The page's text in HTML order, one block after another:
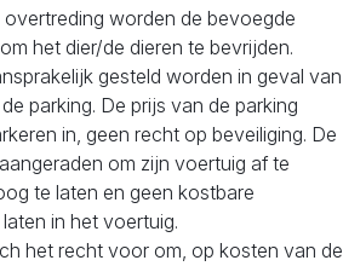
worden de bevoegde
het dier/de dieren te bevrijden.
gesteld worden in geval van
parking. De prijs van de parking
in, geen recht op beveiliging. De
om zijn voertuig af te
te laten en geen kostbare
in het voertuig.
het recht voor om, op kosten van de